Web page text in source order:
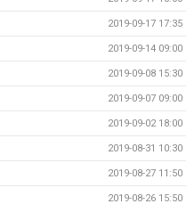
2019-09-17 17:35
2019-09-14 09:00
2019-09-08 15:30
2019-09-07 09:00
2019-09-02 18:00
2019-08-31 10:30
2019-08-27 11:50
2019-08-26 15:50